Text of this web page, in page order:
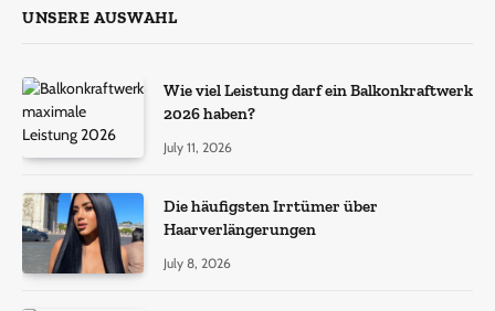
UNSERE AUSWAHL
Wie viel Leistung darf ein Balkonkraftwerk
2026 haben?
July 11, 2026
Die häufigsten Irrtümer über
Haarverlängerungen
July 8, 2026